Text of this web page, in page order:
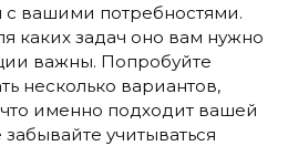
с вашими потребностями.
каких задач оно вам нужно
важны. Попробуйте
несколько вариантов,
что именно подходит вашей
учитываться